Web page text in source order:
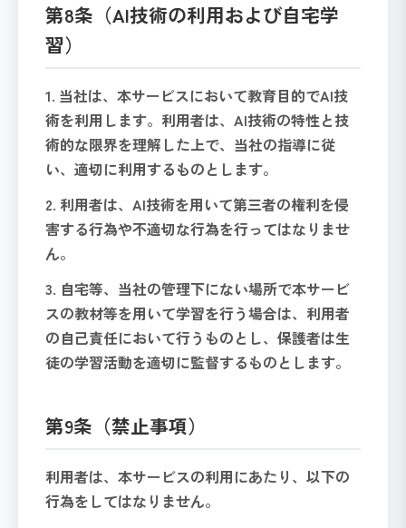
第8条（AI技術の利用および自宅学
習）
1. 当社は、本サービスにおいて教育目的でAI技
術を利用します。利用者は、AI技術の特性と技
術的な限界を理解した上で、当社の指導に従
い、適切に利用するものとします。
2. 利用者は、AI技術を用いて第三者の権利を侵
害する行為や不適切な行為を行ってはなりませ
ん。
3. 自宅等、当社の管理下にない場所で本サービ
スの教材等を用いて学習を行う場合は、利用者
の自己責任において行うものとし、保護者は生
徒の学習活動を適切に監督するものとします。
第9条（禁止事項）
利用者は、本サービスの利用にあたり、以下の
行為をしてはなりません。